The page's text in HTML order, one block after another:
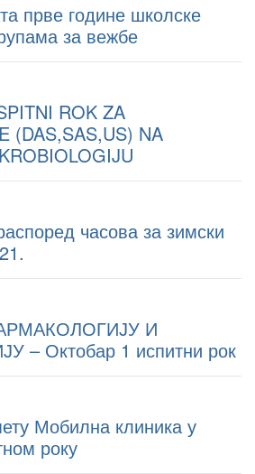
прве године школске
за вежбе
ROK ZA
(DAS,SAS,US) NA
часова за зимски
И
– Октобар 1 испитни рок
Мобилна клиника у
року